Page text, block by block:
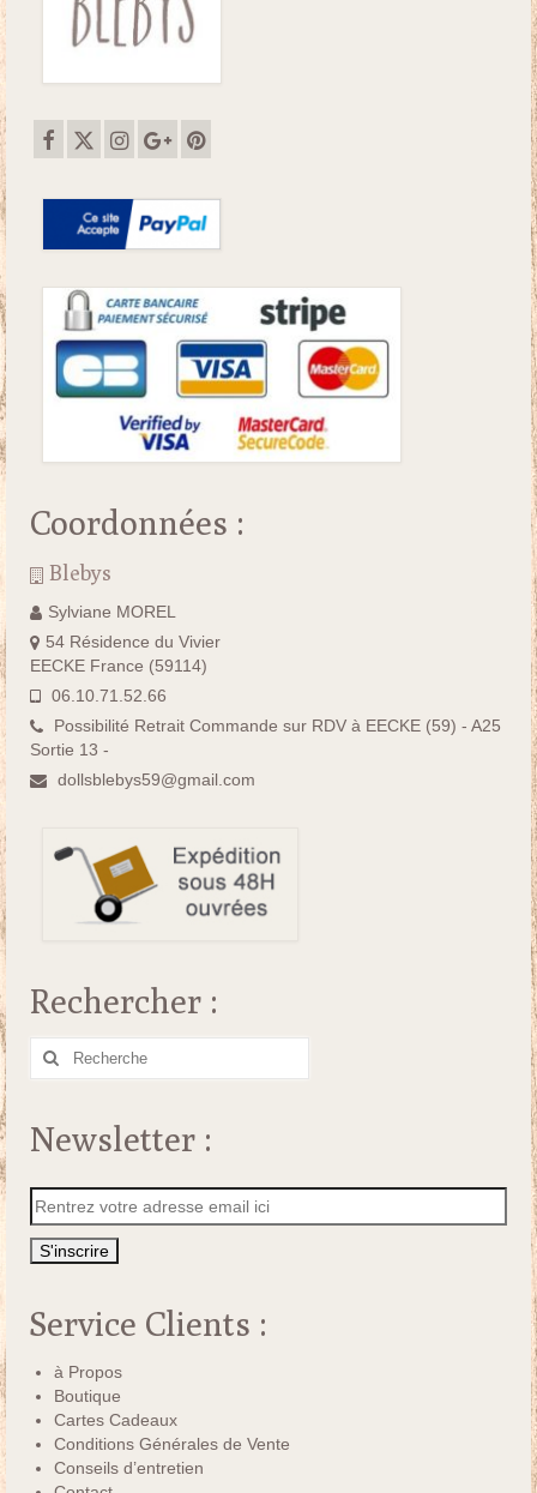
Coordonnées :
Blebys
Sylviane MOREL
54 Résidence du Vivier
EECKE France (59114)
06.10.71.52.66
Possibilité Retrait Commande sur RDV à EECKE (59) - A25
Sortie 13 -
dollsblebys59@gmail.com
Rechercher :
Rechercher
Newsletter :
Service Clients :
à Propos
Boutique
Cartes Cadeaux
Conditions Générales de Vente
Conseils d’entretien